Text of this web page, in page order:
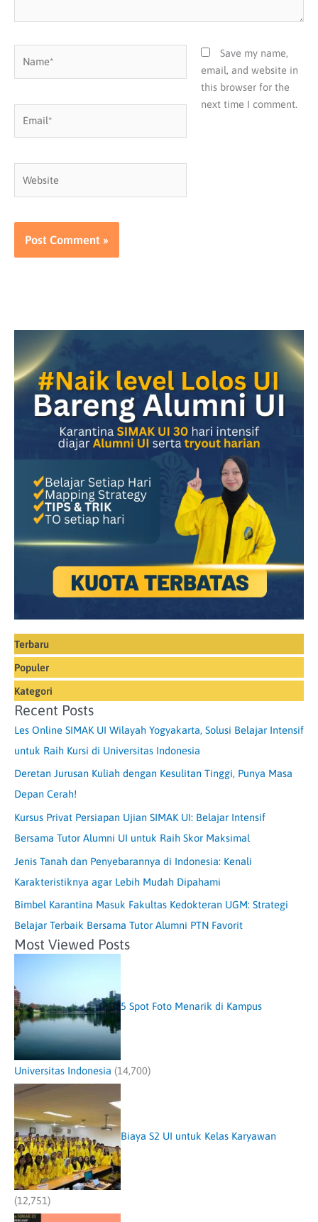
Save my name,
email, and website in
this browser for the
next time I comment.
Terbaru
Populer
Kategori
Recent Posts
Les Online SIMAK UI Wilayah Yogyakarta, Solusi Belajar Intensif
untuk Raih Kursi di Universitas Indonesia
Deretan Jurusan Kuliah dengan Kesulitan Tinggi, Punya Masa
Depan Cerah!
Kursus Privat Persiapan Ujian SIMAK UI: Belajar Intensif
Bersama Tutor Alumni UI untuk Raih Skor Maksimal
Jenis Tanah dan Penyebarannya di Indonesia: Kenali
Karakteristiknya agar Lebih Mudah Dipahami
Bimbel Karantina Masuk Fakultas Kedokteran UGM: Strategi
Belajar Terbaik Bersama Tutor Alumni PTN Favorit
Most Viewed Posts
5 Spot Foto Menarik di Kampus
Universitas Indonesia (14,700)
Biaya S2 UI untuk Kelas Karyawan
(12,751)